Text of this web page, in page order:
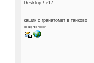
Desktop / е17
кашик с гранатомет в танково
поделение